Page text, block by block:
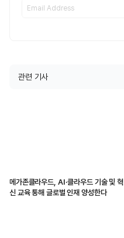
관련 기사
메가존클라우드, AI·클라우드 기술 및 혁
신 교육 통해 글로벌 인재 양성한다